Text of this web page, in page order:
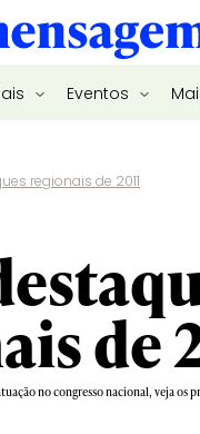
Eventos
regionais de 2011
de
no congresso nacional, veja os